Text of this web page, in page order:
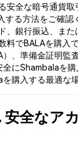
安全な暗号通貨取
する方法をご確認
、銀行振込、ま
料でBALAを購入
）、準備金証明監
にShambalaを購
購入する最適な場
安全なア